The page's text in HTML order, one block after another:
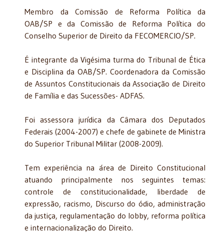
Membro da Comissão de Reforma Política da
OAB/SP e da Comissão de Reforma Política do
Conselho Superior de Direito da FECOMERCIO/SP.
É integrante da Vigésima turma do Tribunal de Ética
e Disciplina da OAB/SP. Coordenadora da Comissão
de Assuntos Constitucionais da Associação de Direito
de Família e das Sucessões- ADFAS.
Foi assessora jurídica da Câmara dos Deputados
Federais (2004-2007) e chefe de gabinete de Ministra
do Superior Tribunal Militar (2008-2009).
Tem experiência na área de Direito Constitucional
atuando principalmente nos seguintes temas:
controle de constitucionalidade, liberdade de
expressão, racismo, Discurso do ódio, administração
da justiça, regulamentação do lobby, reforma política
e internacionalização do Direito.